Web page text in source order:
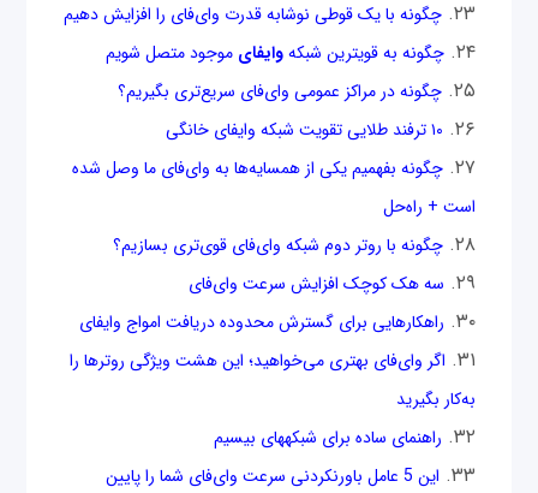
چگونه با یک قوطی نوشابه قدرت وای‌فای را افزایش دهیم
چگونه به قوی‎ترین شبکه
وای‎فای
موجود متصل شویم
چگونه در مراکز عمومی وای‌فای سریع‌تری بگیریم؟
۱۰ ترفند طلایی تقویت شبکه وای‎فای خانگی
چگونه بفهمیم یکی از همسایه‌ها به وای‌فای ما وصل شده
است + راه‌حل
چگونه با روتر دوم شبکه وای‌فای قوی‌تری بسازیم؟
سه هک کوچک افزایش سرعت وای‌فای
راه‎کارهایی برای گسترش محدوده دریافت امواج وای‎فای
اگر وای‌فای بهتری می‌خواهید؛ این هشت ویژگی روترها را
به‌کار بگیرید
راهنمای ساده برای شبکه‎های بی‎سیم
این 5 عامل باورنکردنی سرعت وای‌فای شما را پایین